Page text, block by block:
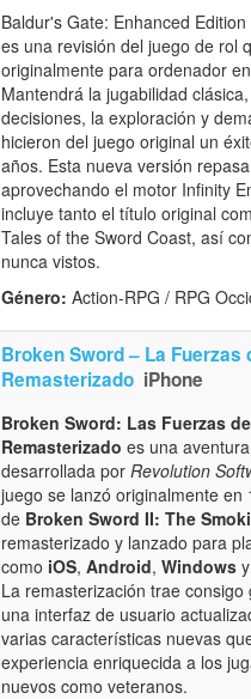
Baldur's Gate: Enhanced
es una revisión del juego de rol
originalmente para ordenador
Mantendrá la jugabilidad
decisiones, la exploración y
hicieron del juego original un
años. Esta nueva versión
aprovechando el motor Infinity
incluye tanto el título original
Tales of the Sword Coast, así
nunca vistos.
Género: Action-RPG / RPG
Broken Sword – La Fuerzas
Remasterizado iPhone
Broken Sword: Las Fuerzas
Remasterizado es una
desarrollada por Revolution
juego se lanzó originalmente en
de Broken Sword II: The
remasterizado y lanzado para
como iOS,Android,Windows
La remasterización trae
una interfaz de usuario
varias características nuevas
experiencia enriquecida a los
nuevos como veteranos.